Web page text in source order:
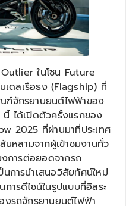
ในโซน Future
เดลเรือธง (Flagship) ที่
จักรยานยนต์ไฟฟ้าของ
ได้เปิดตัวครั้งแรกของ
2025 ที่ผ่านมาที่ประเทศ
หลามจากผู้เข้าชมงานทั่ว
การต่อยอดจากรถ
การนำเสนอวิสัยทัศน์ใหม่
ารดีไซน์ในรูปแบบที่อิสระ
รถจักรยานยนต์ไฟฟ้า